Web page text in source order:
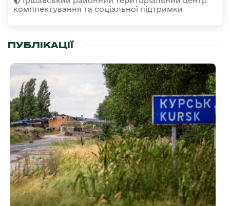
комплектування та соціальної підтримки
ПУБЛІКАЦІЇ